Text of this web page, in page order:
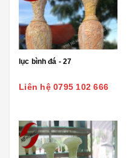
lục bình đá - 27
Liên hệ 0795 102 666